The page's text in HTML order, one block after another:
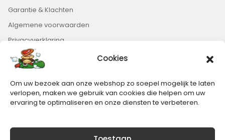
Cookies
Om uw bezoek aan onze webshop zo soepel mogelijk te laten
verlopen, maken we gebruik van cookies die helpen om uw
ervaring te optimaliseren en onze diensten te verbeteren.
Garantie & Klachten
Algemene voorwaarden
Privacyverklaring
Nieuwsbrief
Blijft op de hoogte van het laatste nieuws.